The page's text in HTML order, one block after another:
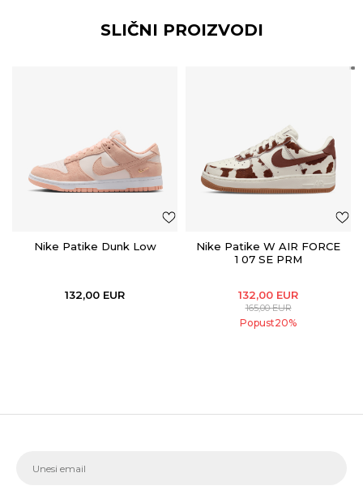
SLIČNI PROIZVODI
Nike Patike Dunk Low
132,00 EUR
Nike Patike W AIR FORCE
1 07 SE PRM
132,00 EUR
165,00EUR
Popust20%